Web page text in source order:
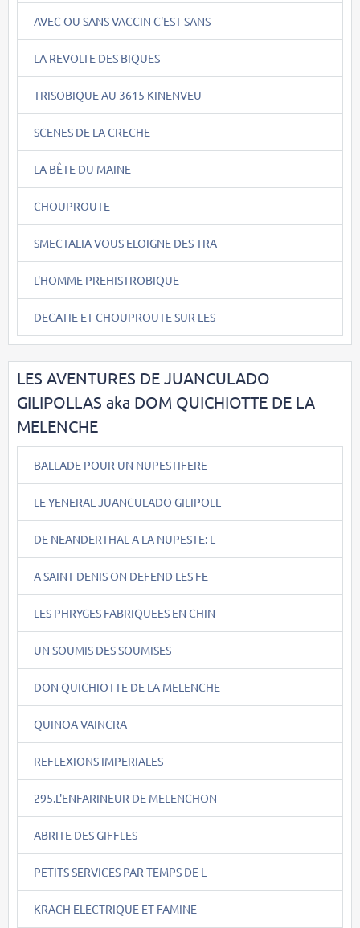
AVEC OU SANS VACCIN C'EST SANS
LA REVOLTE DES BIQUES
TRISOBIQUE AU 3615 KINENVEU
SCENES DE LA CRECHE
LA BÊTE DU MAINE
CHOUPROUTE
SMECTALIA VOUS ELOIGNE DES TRA
L'HOMME PREHISTROBIQUE
DECATIE ET CHOUPROUTE SUR LES
LES AVENTURES DE JUANCULADO
GILIPOLLAS aka DOM QUICHIOTTE DE LA
MELENCHE
BALLADE POUR UN NUPESTIFERE
LE YENERAL JUANCULADO GILIPOLL
DE NEANDERTHAL A LA NUPESTE: L
A SAINT DENIS ON DEFEND LES FE
LES PHRYGES FABRIQUEES EN CHIN
UN SOUMIS DES SOUMISES
DON QUICHIOTTE DE LA MELENCHE
QUINOA VAINCRA
REFLEXIONS IMPERIALES
295.L'ENFARINEUR DE MELENCHON
ABRITE DES GIFFLES
PETITS SERVICES PAR TEMPS DE L
KRACH ELECTRIQUE ET FAMINE